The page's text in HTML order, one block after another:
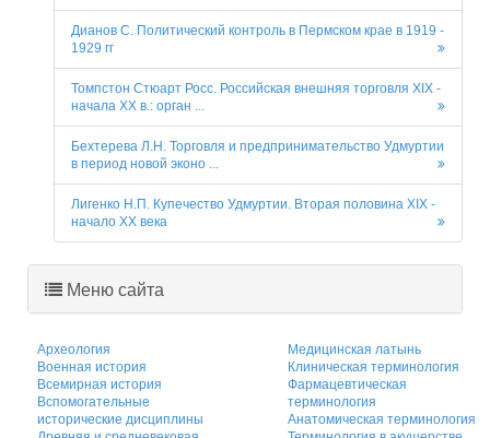
Дианов С. Политический контроль в Пермском крае в 1919 -
1929 гг
Томпстон Стюарт Росс. Российская внешняя торговля ХIX -
начала XX в.: орган ...
Бехтерева Л.Н. Торговля и предпринимательство Удмуртии
в период новой эконо ...
Лигенко Н.П. Купечество Удмуртии. Вторая половина XIX -
начало XX века
Меню сайта
Археология
Военная история
Всемирная история
Вспомогательные
исторические дисциплины
Медицинская латынь
Клиническая терминология
Фармацевтическая
терминология
Анатомическая терминология